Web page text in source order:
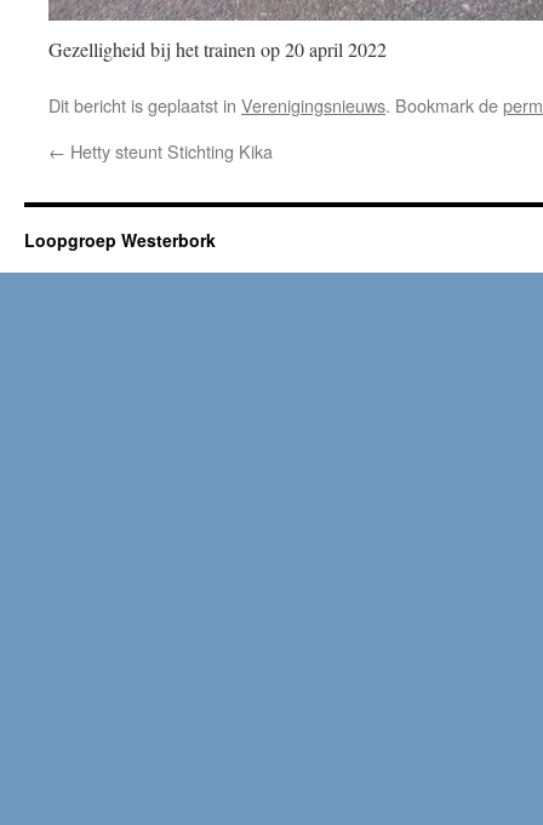
Gezelligheid bij het trainen op 20 april 2022
Dit bericht is geplaatst in Verenigingsnieuws. Bookmark de
← Hetty steunt Stichting Kika
Loopgroep Westerbork